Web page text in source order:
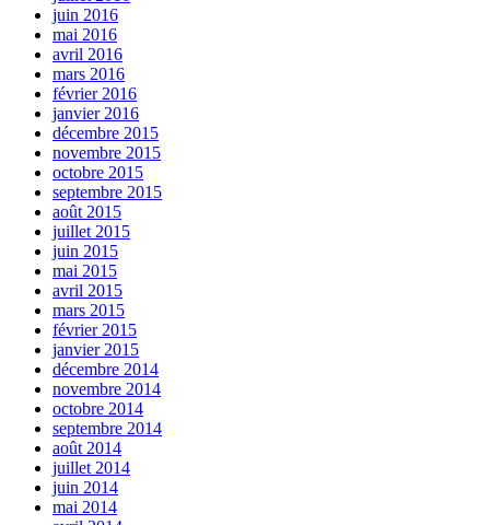
juin 2016
mai 2016
avril 2016
mars 2016
février 2016
janvier 2016
décembre 2015
novembre 2015
octobre 2015
septembre 2015
août 2015
juillet 2015
juin 2015
mai 2015
avril 2015
mars 2015
février 2015
janvier 2015
décembre 2014
novembre 2014
octobre 2014
septembre 2014
août 2014
juillet 2014
juin 2014
mai 2014